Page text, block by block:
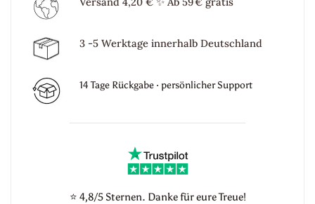
3 -5 Werktage innerhalb Deutschland
14 Tage Rückgabe · persönlicher Support
⭐ 4,8/5 Sternen. Danke für eure Treue!